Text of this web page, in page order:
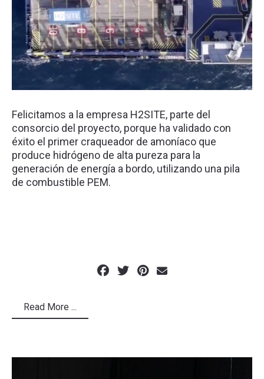
Felicitamos a la empresa H2SITE, parte del
consorcio del proyecto, porque ha validado con
éxito el primer craqueador de amoníaco que
produce hidrógeno de alta pureza para la
generación de energía a bordo, utilizando una pila
de combustible PEM.
Read More ...